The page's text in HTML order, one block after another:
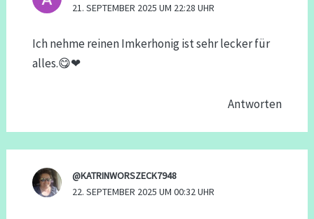
21. SEPTEMBER 2025 UM 22:28 UHR
Ich nehme reinen Imkerhonig ist sehr lecker für
alles.😋❤
Antworten
@KATRINWORSZECK7948
22. SEPTEMBER 2025 UM 00:32 UHR